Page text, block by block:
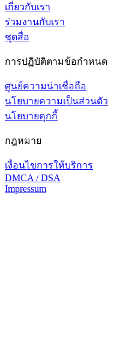
เกี่ยวกับเรา
ร่วมงานกับเรา
ชุดสื่อ
การปฏิบัติตามข้อกำหนด
ศูนย์ความน่าเชื่อถือ
นโยบายความเป็นส่วนตัว
นโยบายคุกกี้
กฎหมาย
เงื่อนไขการให้บริการ
DMCA / DSA
Impressum